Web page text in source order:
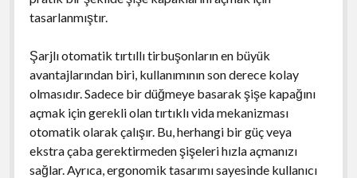
tasarlanmıştır.
Şarjlı otomatik tırtıllı tirbuşonların en büyük
avantajlarından biri, kullanımının son derece kolay
olmasıdır. Sadece bir düğmeye basarak şişe kapağını
açmak için gerekli olan tırtıklı vida mekanizması
otomatik olarak çalışır. Bu, herhangi bir güç veya
ekstra çaba gerektirmeden şişeleri hızla açmanızı
sağlar. Ayrıca, ergonomik tasarımı sayesinde kullanıcı